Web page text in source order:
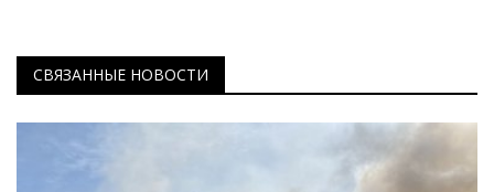
СВЯЗАННЫЕ НОВОСТИ